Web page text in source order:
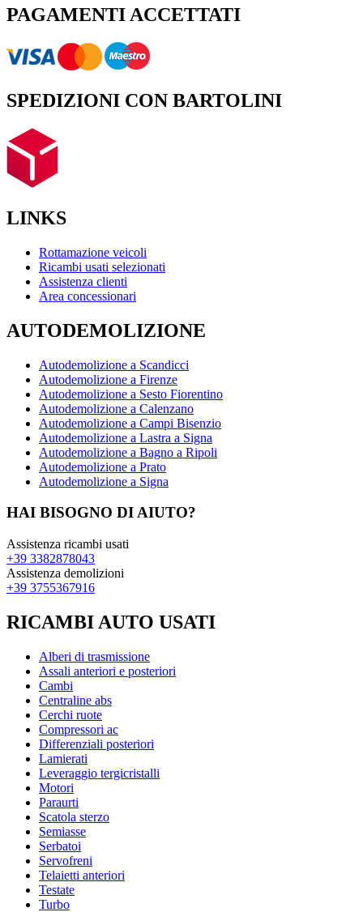
PAGAMENTI ACCETTATI
SPEDIZIONI CON BARTOLINI
LINKS
Rottamazione veicoli
Ricambi usati selezionati
Assistenza clienti
Area concessionari
AUTODEMOLIZIONE
Autodemolizione a Scandicci
Autodemolizione a Firenze
Autodemolizione a Sesto Fiorentino
Autodemolizione a Calenzano
Autodemolizione a Campi Bisenzio
Autodemolizione a Lastra a Signa
Autodemolizione a Bagno a Ripoli
Autodemolizione a Prato
Autodemolizione a Signa
HAI BISOGNO DI AIUTO?
Assistenza ricambi usati
+39 3382878043
Assistenza demolizioni
+39 3755367916
RICAMBI AUTO USATI
Alberi di trasmissione
Assali anteriori e posteriori
Cambi
Centraline abs
Cerchi ruote
Compressori ac
Differenziali posteriori
Lamierati
Leveraggio tergicristalli
Motori
Paraurti
Scatola sterzo
Semiasse
Serbatoi
Servofreni
Telaietti anteriori
Testate
Turbo